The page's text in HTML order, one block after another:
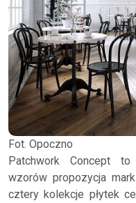
Fot. Opoczno
Patchwork Concept to
wzorów propozycja
cztery kolekcje płytek